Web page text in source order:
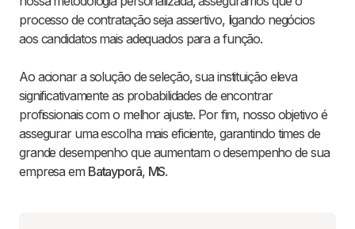
processo de contratação seja assertivo, ligando negócios
aos candidatos mais adequados para a função.
Ao acionar a solução de seleção, sua instituição eleva
significativamente as probabilidades de encontrar
profissionais com o melhor ajuste. Por fim, nosso objetivo é
assegurar uma escolha mais eficiente, garantindo times de
grande desempenho que aumentam o desempenho de sua
empresa em Batayporã, MS.